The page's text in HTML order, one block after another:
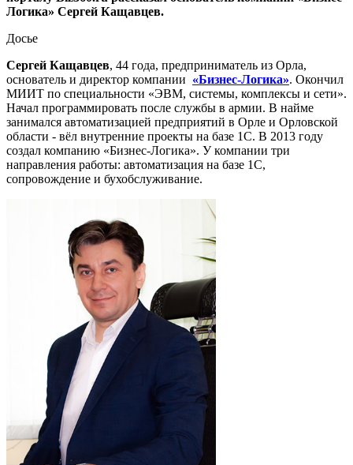
Логика» Сергей Кащавцев.
Досье
Сергей Кащавцев, 44 года, предприниматель из Орла,
основатель и директор компании «Бизнес-Логика». Окончил
МИИТ по специальности «ЭВМ, системы, комплексы и сети».
Начал программировать после службы в армии. В найме
занимался автоматизацией предприятий в Орле и Орловской
области - вёл внутренние проекты на базе 1С. В 2013 году
создал компанию «Бизнес-Логика». У компании три
направления работы: автоматизация на базе 1С,
сопровождение и бухобслуживание.